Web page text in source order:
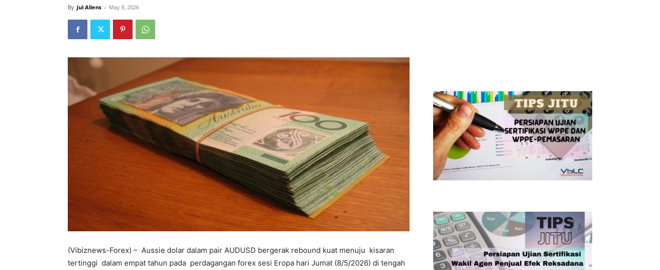
By Jul Allens - May 8, 2026
(Vibiznews-Forex) – Aussie dolar dalam pair AUDUSD bergerak rebound kuat menuju kisaran
tertinggi dalam empat tahun pada perdagangan forex sesi Eropa hari Jumat (8/5/2026) di tengah